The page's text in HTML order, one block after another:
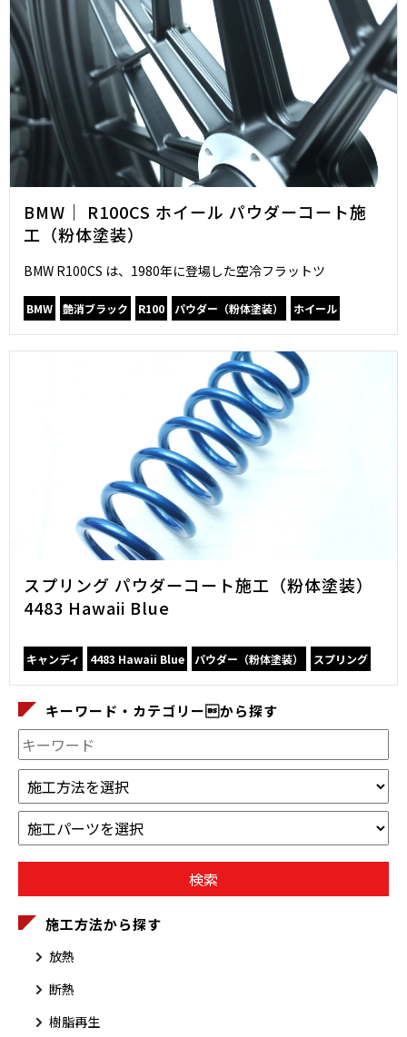
BMW｜ R100CS ホイール パウダーコート施
工（粉体塗装）
BMW R100CS は、1980年に登場した空冷フラットツ
BMW 艶消ブラック R100 パウダー（粉体塗装） ホイール
スプリング パウダーコート施工（粉体塗装）
4483 Hawaii Blue
キャンディ 4483 Hawaii Blue パウダー（粉体塗装） スプリング
キーワード・カテゴリーから探す
施工方法から探す
放熱
断熱
樹脂再生